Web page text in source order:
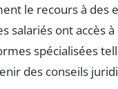
le recours à des
salariés ont accès
spécialisées
des conseils